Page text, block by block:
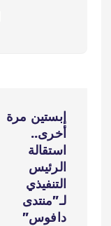
ص
إبستين مرة
أخرى..
استقالة
الرئيس
التنفيذي
لـ"منتدى
دافوس"